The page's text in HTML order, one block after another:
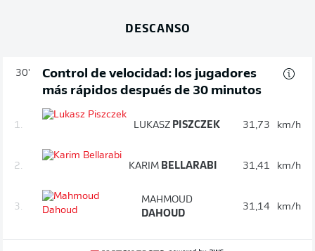
DESCANSO
30'
Control de velocidad: los jugadores
más rápidos después de 30 minutos
1. LUKASZ PISZCZEK 31,73 km/h
2. KARIM BELLARABI 31,41 km/h
3.
MAHMOUD
DAHOUD
31,14 km/h